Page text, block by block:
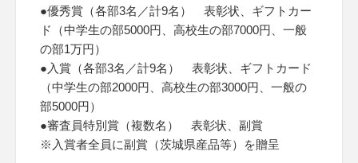
●優秀賞（各部3名／計9名） 表彰状、ギフトカー
ド（中学生の部5000円、高校生の部7000円、一般
の部1万円）
●入賞（各部3名／計9名） 表彰状、ギフトカード
（中学生の部2000円、高校生の部3000円、一般の
部5000円）
●審査員特別賞（複数名） 表彰状、副賞
※入賞者全員に副賞（茨城県産品等）を贈呈